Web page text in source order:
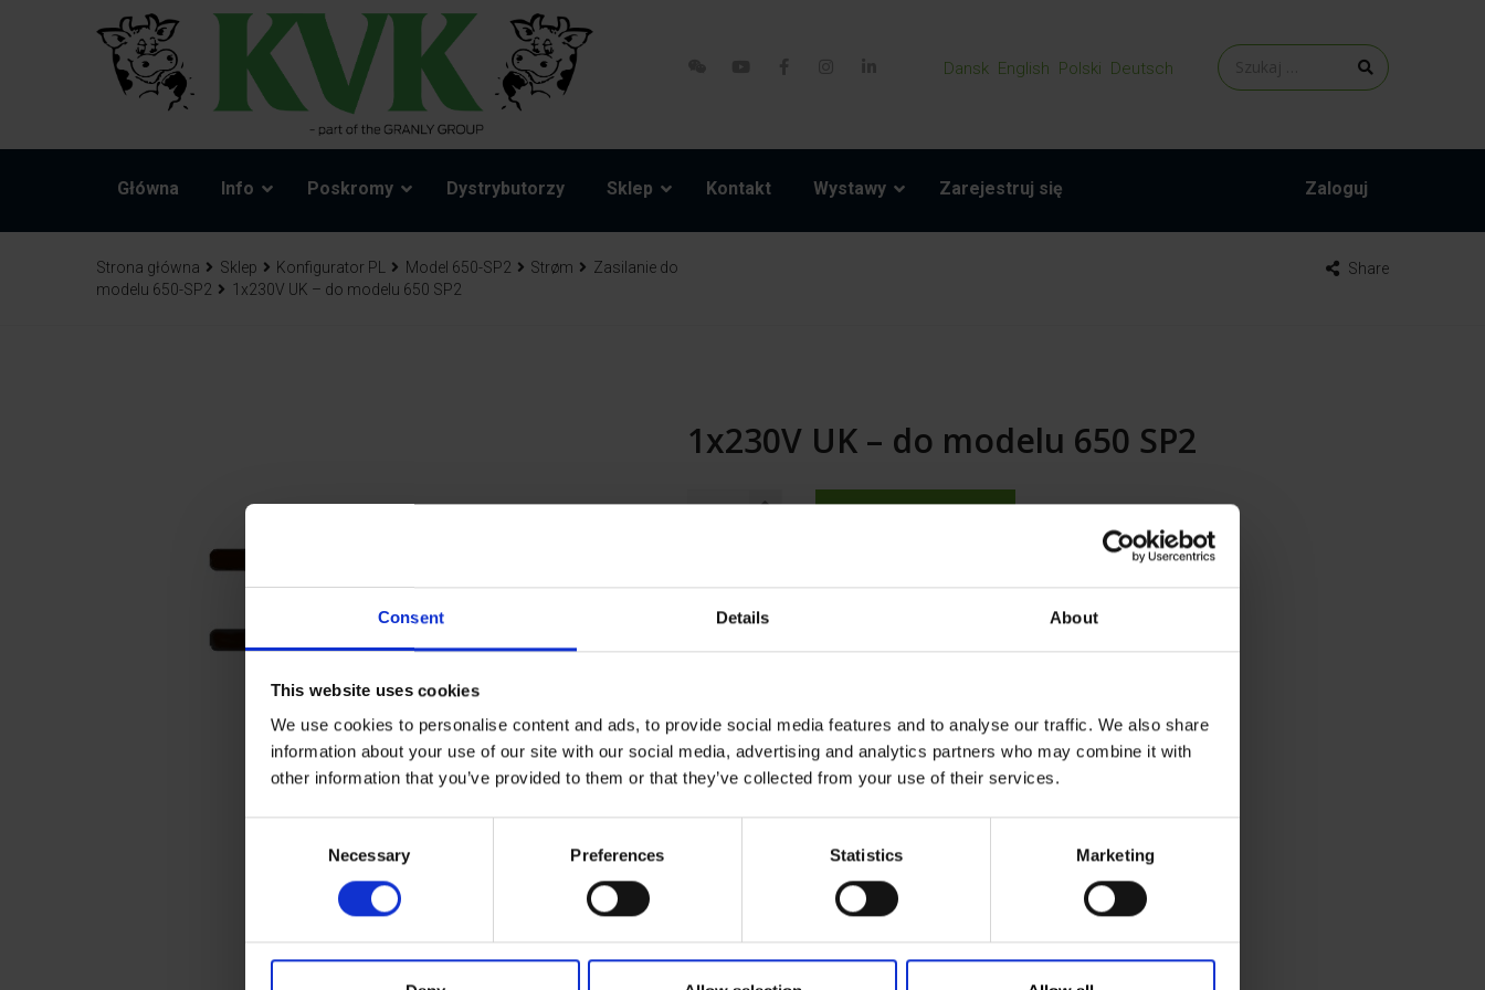
Consent Details About
This website uses cookies
We use cookies to personalise content and ads, to provide social media features and to analyse our traffic. We also share
information about your use of our site with our social media, advertising and analytics partners who may combine it with
other information that you’ve provided to them or that they’ve collected from your use of their services.
Necessary Preferences Statistics Marketing
Dansk English Polski Deutsch
Główna Info Poskromy
Porównanie poskromów
Dystrybutorzy Sklep Kontakt Wystawy Zarejestruj się Zaloguj
Strona główna Sklep Konfigurator PL Model 650-SP2 Strøm
Zasilanie do
modelu 650-SP2
1x230V UK – do modelu 650 SP2
Share
1x230V UK – do modelu 650 SP2